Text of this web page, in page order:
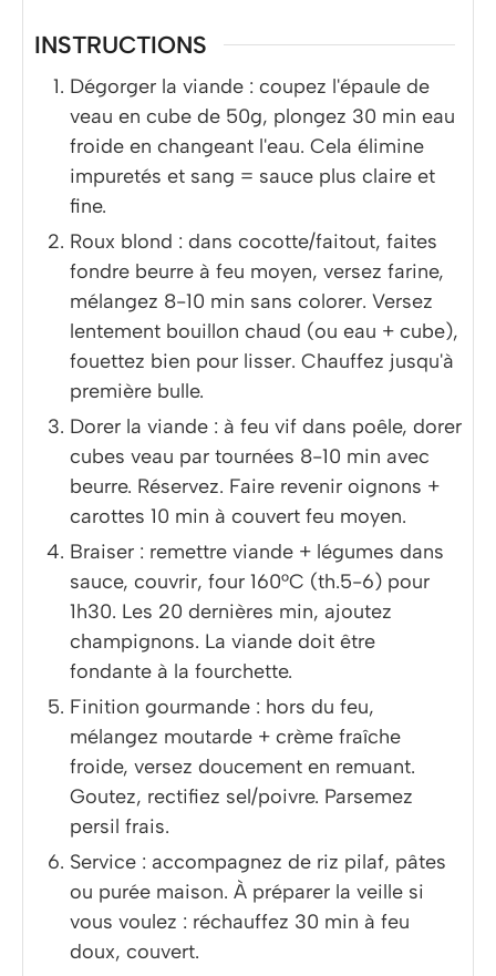
INSTRUCTIONS
Dégorger la viande : coupez l'épaule de
veau en cube de 50g, plongez 30 min eau
froide en changeant l'eau. Cela élimine
impuretés et sang = sauce plus claire et
fine.
Roux blond : dans cocotte/faitout, faites
fondre beurre à feu moyen, versez farine,
mélangez 8-10 min sans colorer. Versez
lentement bouillon chaud (ou eau + cube),
fouettez bien pour lisser. Chauffez jusqu'à
première bulle.
Dorer la viande : à feu vif dans poêle, dorer
cubes veau par tournées 8-10 min avec
beurre. Réservez. Faire revenir oignons +
carottes 10 min à couvert feu moyen.
Braiser : remettre viande + légumes dans
sauce, couvrir, four 160°C (th.5-6) pour
1h30. Les 20 dernières min, ajoutez
champignons. La viande doit être
fondante à la fourchette.
Finition gourmande : hors du feu,
mélangez moutarde + crème fraîche
froide, versez doucement en remuant.
Goutez, rectifiez sel/poivre. Parsemez
persil frais.
Service : accompagnez de riz pilaf, pâtes
ou purée maison. À préparer la veille si
vous voulez : réchauffez 30 min à feu
doux, couvert.